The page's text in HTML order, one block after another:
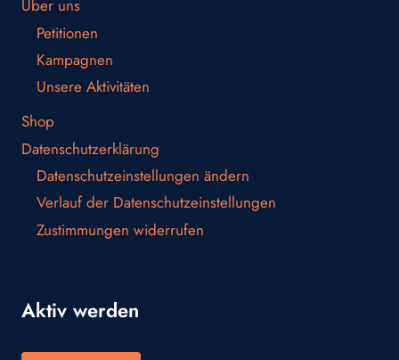
Über uns
Petitionen
Kampagnen
Unsere Aktivitäten
Shop
Datenschutzerklärung
Datenschutzeinstellungen ändern
Verlauf der Datenschutzeinstellungen
Zustimmungen widerrufen
Aktiv werden